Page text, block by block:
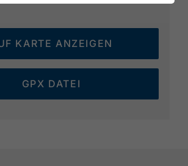
KARTE ANZEIGEN
GPX DATEI